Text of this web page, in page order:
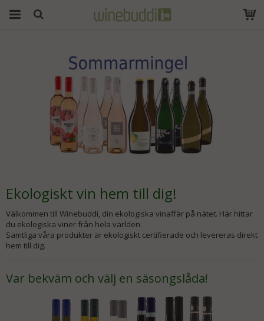
tillagd i varukorgen
Ekologiskt vin hem till dig!
Välkommen till Winebuddi, din ekologiska vinaffär på nätet. Här hittar
du ekologiska viner från hela världen.
Samtliga våra produkter är ekologiskt certifierade och levereras direkt
hem till dig.
Var bekväm och välj en säsongslåda!